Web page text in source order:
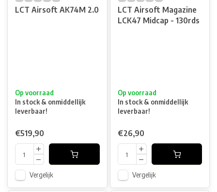
LCT Airsoft AK74M 2.0
Op voorraad
In stock & onmiddellijk
leverbaar!
€519,90
Vergelijk
LCT Airsoft Magazine
LCK47 Midcap - 130rds
Op voorraad
In stock & onmiddellijk
leverbaar!
€26,90
Vergelijk